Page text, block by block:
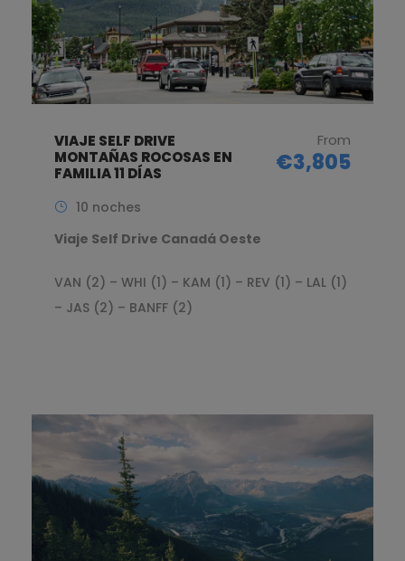
VIAJE SELF DRIVE
MONTAÑAS ROCOSAS EN
FAMILIA 11 DÍAS
From
€3,805
10 noches
Viaje Self Drive Canadá Oeste
VAN (2) – WHI (1) – KAM (1) – REV (1) – LAL (1)
– JAS (2) – BANFF (2)